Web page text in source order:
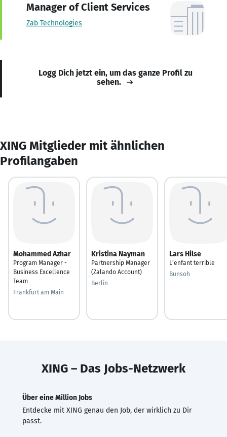
Manager of Client Services
Zab Technologies
Logg Dich jetzt ein, um das ganze Profil zu
sehen.
XING Mitglieder mit ähnlichen
Profilangaben
Mohammed Azhar
Program Manager -
Business Excellence
Team
Frankfurt am Main
Kristina Nayman
Partnership Manager
(Zalando Account)
Berlin
Lars Hilse
L'enfant terrible
Bunsoh
XING – Das Jobs-Netzwerk
Über eine Million Jobs
Entdecke mit XING genau den Job, der wirklich zu Dir
passt.